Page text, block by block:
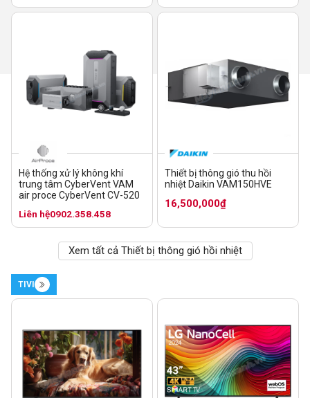
Hệ thống xử lý không khí
trung tâm CyberVent VAM
air proce CyberVent CV-520
Liên hệ0902.358.458
Thiết bị thông gió thu hồi
nhiệt Daikin VAM150HVE
16,500,000₫
Xem tất cả Thiết bị thông gió hồi nhiệt
TIVI